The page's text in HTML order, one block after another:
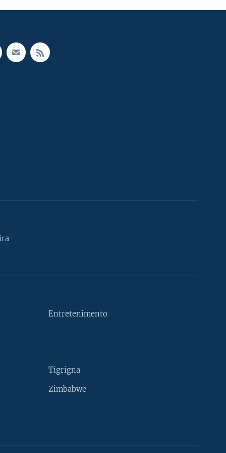
Entretenimento
Tigrigna
Zimbabwe